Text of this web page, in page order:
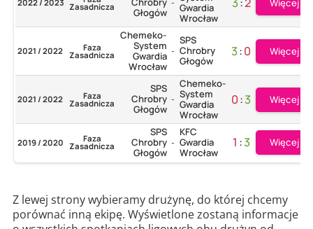
2022 / 2023 Zasadnicza
Głogów
- Gwardia
Wrocław
Więcej
2021 / 2022 Faza
Zasadnicza
Chemeko-
System
Gwardia
Wrocław
-
SPS
Chrobry
Głogów
3:0 Więcej
2021 / 2022 Faza
Zasadnicza
SPS
Chrobry
Głogów
-
Chemeko-
System
Gwardia
Wrocław
0:3 Więcej
2019 / 2020 Faza
Zasadnicza
SPS
Chrobry
Głogów
-
KFC
Gwardia
Wrocław
1 :3 Więcej
Z lewej strony wybieramy drużynę, do której chcemy
porównać inną ekipę. Wyświetlone zostaną informacje